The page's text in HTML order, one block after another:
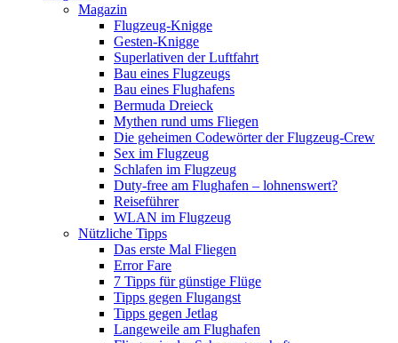
Magazin
Flugzeug-Knigge
Gesten-Knigge
Superlativen der Luftfahrt
Bau eines Flugzeugs
Bau eines Flughafens
Bermuda Dreieck
Mythen rund ums Fliegen
Die geheimen Codewörter der Flugzeug-Crew
Sex im Flugzeug
Schlafen im Flugzeug
Duty-free am Flughafen – lohnenswert?
Reiseführer
WLAN im Flugzeug
Nützliche Tipps
Das erste Mal Fliegen
Error Fare
7 Tipps für günstige Flüge
Tipps gegen Flugangst
Tipps gegen Jetlag
Langeweile am Flughafen